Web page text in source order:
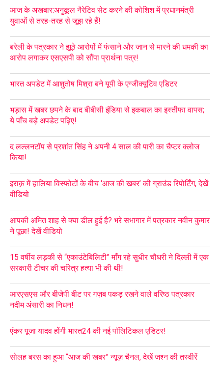
आज के अखबार:अनुकूल नैरेटिव सेट करने की कोशिश में प्रधानमंत्री
युवाओं से तरह-तरह से जूझ रहे हैं!
बरेली के पत्रकार ने झूठे आरोपों में फंसाने और जान से मारने की धमकी का
आरोप लगाकर एसएसपी को सौंपा प्रार्थना पत्र!
भारत अपडेट में आशुतोष मिश्रा बने यूपी के एग्जीक्यूटिव एडिटर
भड़ास में खबर छपने के बाद बीबीसी इंडिया से इकबाल का इस्तीफा वापस;
ये पाँच बड़े अपडेट पढ़िए!
द लल्लनटॉप से प्रशांत सिंह ने अपनी 4 साल की पारी का चैप्टर क्लोज
किया!
इराक़ में हालिया विस्फोटों के बीच ‘आज की खबर’ की ग्राउंड रिपोर्टिंग, देखें
वीडियो
आपकी अमित शाह से क्या डील हुई है? भरे सभागार में पत्रकार नवीन कुमार
ने पूछा! देखें वीडियो
15 वर्षीय लड़की से “एकाउंटेबिलिटी” माँग रहे सुधीर चौधरी ने दिल्ली में एक
सरकारी टीचर की चरित्र हत्या भी की थी!
आरएसएस और बीजेपी बीट पर गज़ब पकड़ रखने वाले वरिष्ठ पत्रकार
नदीम अंसारी का निधन!
एंकर पूजा यादव होंगी भारत24 की नई पॉलिटिकल एडिटर!
सोलह बरस का हुआ “आज की खबर” न्यूज़ चैनल, देखें जश्न की तस्वीरें